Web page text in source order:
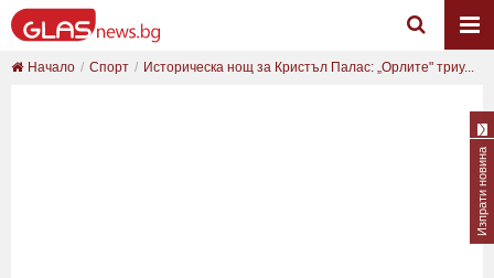
Начало Спорт Историческа нощ за Кристъл Палас: „Орлите" триу...
Изпрати новина